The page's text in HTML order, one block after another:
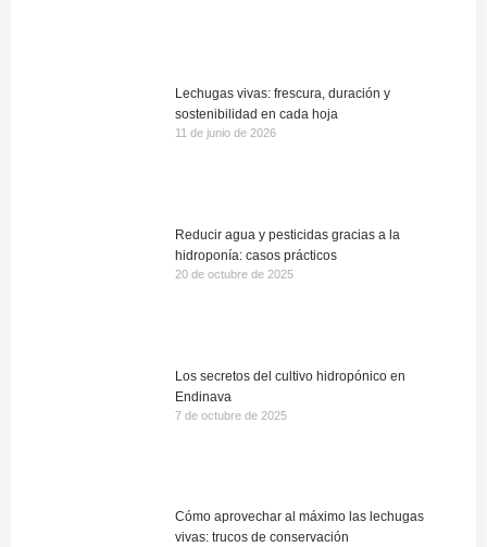
Lechugas vivas: frescura, duración y
sostenibilidad en cada hoja
11 de junio de 2026
Reducir agua y pesticidas gracias a la
hidroponía: casos prácticos
20 de octubre de 2025
Los secretos del cultivo hidropónico en
Endinava
7 de octubre de 2025
Cómo aprovechar al máximo las lechugas
vivas: trucos de conservación